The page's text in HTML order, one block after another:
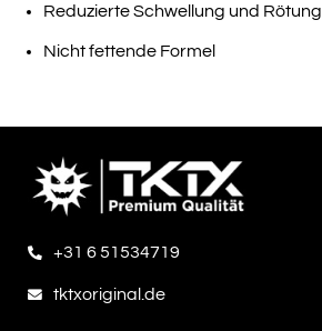
Reduzierte Schwellung und Rötung
Nicht fettende Formel
+31 6 51534719
tktxoriginal.de